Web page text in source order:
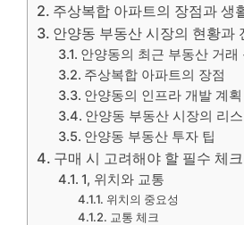
주상복합 아파트의 장점과 생
안양동 부동산 시장의 현황과
안양동의 최근 부동산 거래
주상복합 아파트의 장점
안양동의 인프라 개발 계획
안양동 부동산 시장의 리
안양동 부동산 투자 팁
구매 시 고려해야 할 필수 체
1, 위치와 교통
위치의 중요성
교통 체크